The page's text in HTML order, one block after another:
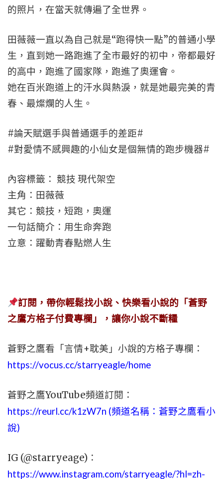
的照片，在當天就傳遍了全世界。
田薇薇一直以為自己就是“跑得快一點”的普通小學
生，直到她一路跑進了全市最好的初中，帝都最好
的高中，跑進了國家隊，跑進了奧運會。
她在百米跑道上的汗水與熱淚，就是她最完美的青
春、最燦爛的人生。
#論天賦選手與普通選手的差距#
#對愛情不感興趣的小仙女是個無情的跑步機器#
內容標籤： 競技 現代架空
主角：田薇薇
其它：競技，短跑，奧運
一句話簡介：用生命奔跑
立意：躍動青春點燃人生
訂閱，帶你輕鬆找小說、快樂看小說的「蒼野
之鷹方格子付費專欄」，讓你小說不斷糧
蒼野之鷹看「言情+耽美」小說的方格子專欄：
https://vocus.cc/starryeagle/home
蒼野之鷹YouTube頻道訂閱：
https://reurl.cc/k1zW7n (頻道名稱：蒼野之鷹看小
說)
IG (@starryeage)：
https://www.instagram.com/starryeagle/?hl=zh-